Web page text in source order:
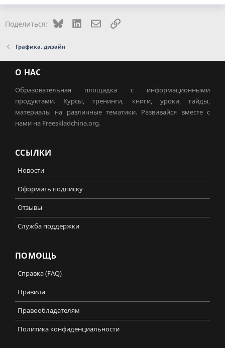
Поделиться: Bluesky LinkedInЭлектронная почта
Ссылка
Графика, дизайн
О НАС
Образовательная площадка с информационными
продуктами. Курсы, тренинги, книги, уроки, гайды,
материалы на различные тематики. Развивайся вместе с
нами на Freeskladchina.org.
ССЫЛКИ
Новости
Оформить подписку
Отзывы
Служба поддержки
ПОМОЩЬ
Справка (FAQ)
Правила
Правообладателям
Политика конфиденциальности